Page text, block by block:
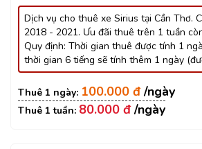
Dịch vụ cho thuê xe Sirius tại Cần Thơ.
2018 - 2021. Ưu đãi thuê trên 1 tuần
Quy định: Thời gian thuê được tính 1
thời gian 6 tiếng sẽ tính thêm 1 ngày
100.000 đ
80.000 đ